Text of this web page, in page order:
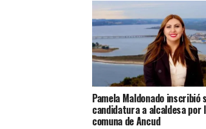
Pamela Maldonado inscribió
candidatura a alcaldesa por
comuna de Ancud